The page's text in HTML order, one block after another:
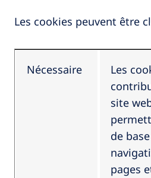
Les cookies peuvent être
Nécessaire
Les
site
de
pages